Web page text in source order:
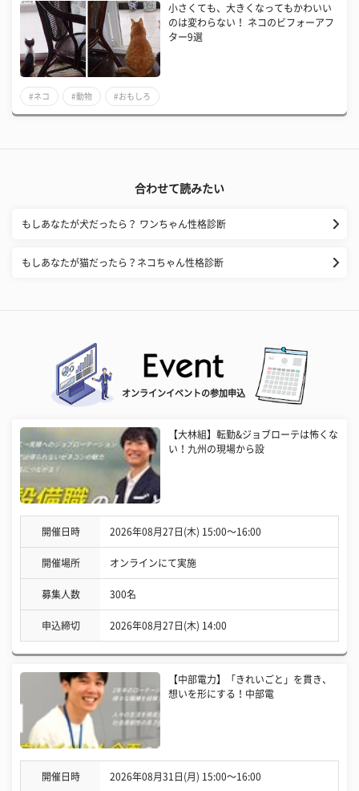
小さくても、大きくなってもかわいい
のは変わらない！ ネコのビフォーアフ
ター9選
#ネコ #動物 #おもしろ
合わせて読みたい
もしあなたが犬だったら？ ワンちゃん性格診断
もしあなたが猫だったら？ネコちゃん性格診断
オンラインイベントの参加申込
【大林組】転勤&ジョブローテは怖くな
い！九州の現場から設
開催日時 2026年08月27日(木) 15:00〜16:00
開催場所 オンラインにて実施
募集人数 300名
申込締切 2026年08月27日(木) 14:00
【中部電力】「きれいごと」を貫き、
想いを形にする！中部電
開催日時 2026年08月31日(月) 15:00〜16:00